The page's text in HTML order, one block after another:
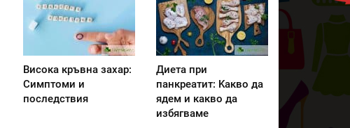
Висока кръвна захар:
Симптоми и
последствия
Диета при
панкреатит: Kакво да
ядем и какво да
избягваме